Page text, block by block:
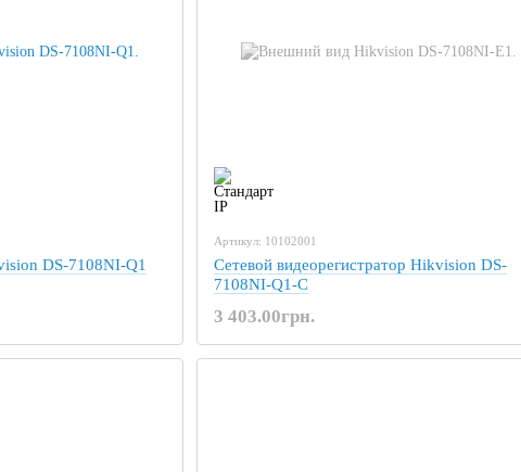
DS-7108NI-Q1
Артикул: 10102001
Сетевой видеорегистратор Hikvision DS-
7108NI-Q1-C
3 403.00грн.